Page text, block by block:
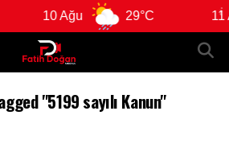
10 Ağu 29°C 11
"5199 sayılı Kanun"